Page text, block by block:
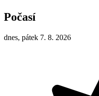
Počasí
dnes, pátek 7. 8. 2026